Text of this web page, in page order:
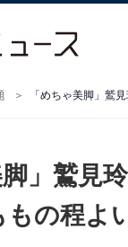
「めちゃ美脚」鷲
脚」鷲見
の程よ